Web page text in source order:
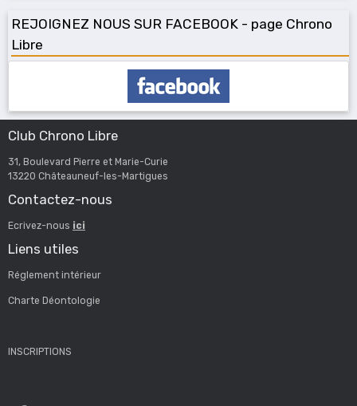
REJOIGNEZ NOUS SUR FACEBOOK - page Chrono
Libre
Club Chrono Libre
31, Boulevard Pierre et Marie-Curie
13220 Châteauneuf-les-Martigues
Contactez-nous
Ecrivez-nous ici
Liens utiles
Réglement intérieur
Charte Déontologie
INSCRIPTIONS